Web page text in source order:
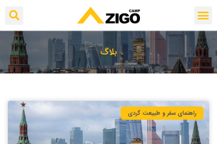
بلاگ
راهنمای سفر و طبیعت گردی